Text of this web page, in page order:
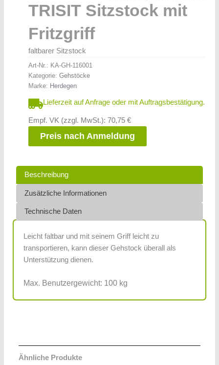
TRISIT Sitzstock mit
Fritzgriff
faltbarer Sitzstock
Art-Nr.: KA-GH-116001
Kategorie: Gehstöcke
Marke: Herdegen
Lieferzeit auf Anfrage oder mit Auftragsbestätigung.
Empf. VK (zzgl. MwSt.): 70,75 €
Preis nach Anmeldung
Beschreibung
Zusätzliche Informationen
Technische Daten
Leicht faltbar und mit seinem Griff leicht zu
transportieren, kann dieser Gehstock überall als
Unterstützung dienen.
Max. Benutzergewicht: 100 kg
Ähnliche Produkte